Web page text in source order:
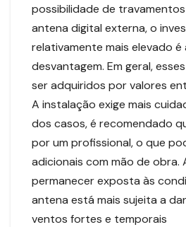
possibilidade de
antena digital externa, o
relativamente mais elevado é
desvantagem. Em geral,
ser adquiridos por valores
A instalação exige mais
dos casos, é recomendado
por um profissional, o que
adicionais com mão de obra.
permanecer exposta às
antena está mais sujeita a
ventos fortes e temporais